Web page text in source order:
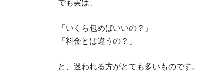
でも実は、
「いくら包めばいいの？」
「料金とは違うの？」
と、迷われる方がとても多いものです。